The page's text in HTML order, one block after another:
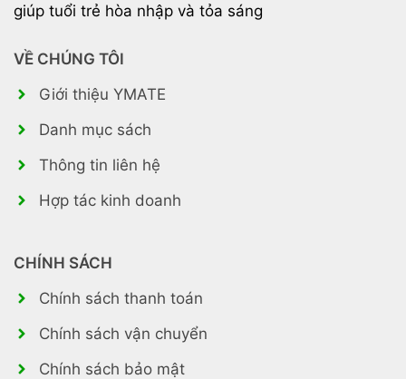
giúp tuổi trẻ hòa nhập và tỏa sáng
VỀ CHÚNG TÔI
Giới thiệu YMATE
Danh mục sách
Thông tin liên hệ
Hợp tác kinh doanh
CHÍNH SÁCH
Chính sách thanh toán
Chính sách vận chuyển
Chính sách bảo mật